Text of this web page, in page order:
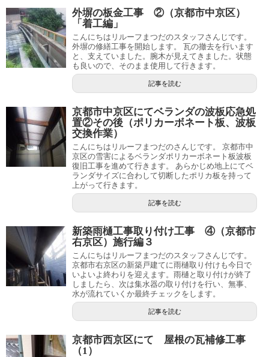
外塀の板金工事 ②（京都市中京区）
「着工編」
こんにちはリルーフまつだのスタッフさんじです。
外塀の修繕工事を開始します。 瓦の撤去を行います
と、支えていました。腕木が見えてきました。状態
も良いので、そのまま使用して行きます。
記事を読む
京都市中京区にてベランダの波板応急処
置②その後（ポリカーボネート板、波板
交換作業）
こんにちはリルーフまつだのさんじです。 京都市中
京区の雪害によるベランダポリカーボネート板波板
復旧工事を進めて行きます。 あらかじめ地上にてベ
ランダサイズに合わして切断したポリカ板を持って
上がって行きます。
記事を読む
新築雨樋工事取り付け工事 ④（京都市
右京区）施行編３
こんにちはリルーフまつだのスタッフさんじです。
京都市右京区の新築戸建てに雨樋取り付けも今日で
いよいよ終わりを迎えます。雨樋と取り付けが終了
しましたら、次は集水器の取り付けを行い、無事、
水が流れていくか最終チェックをします。
記事を読む
京都市西京区にて 屋根の瓦補修工事
（1）